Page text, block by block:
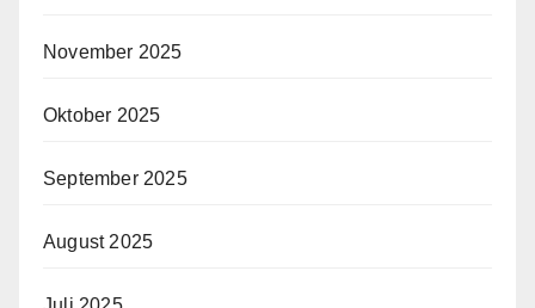
November 2025
Oktober 2025
September 2025
August 2025